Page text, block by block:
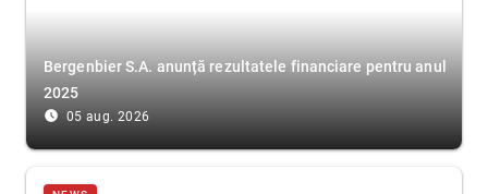
Bergenbier S.A. anunță rezultatele financiare pentru anul
2025
access_time_filled 05 aug. 2026